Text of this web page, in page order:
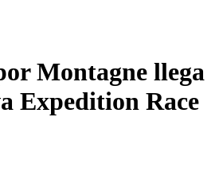
Montagne llega
Expedition Race